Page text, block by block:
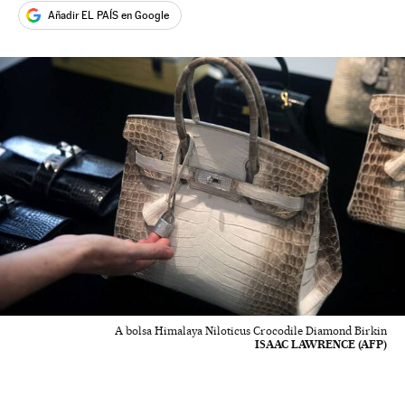
Añadir EL PAÍS en Google
A bolsa Himalaya Niloticus Crocodile Diamond Birkin
ISAAC LAWRENCE (AFP)